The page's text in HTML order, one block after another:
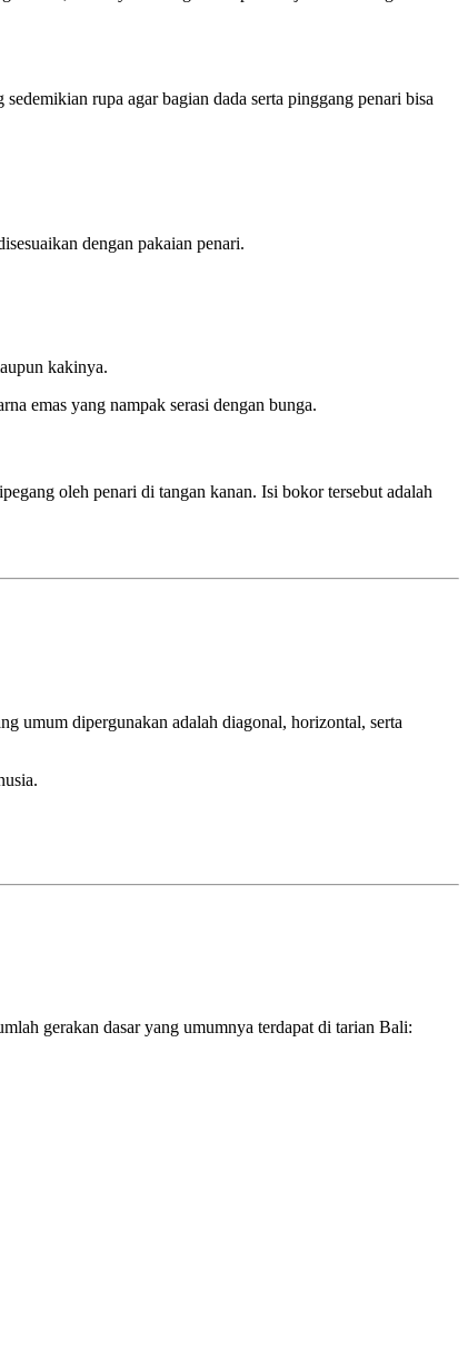
rupa agar bagian dada serta pinggang penari bisa
dengan pakaian penari.
kakinya.
emas yang nampak serasi dengan bunga.
oleh penari di tangan kanan. Isi bokor tersebut adalah
umum dipergunakan adalah diagonal, horizontal, serta
gerakan dasar yang umumnya terdapat di tarian Bali: